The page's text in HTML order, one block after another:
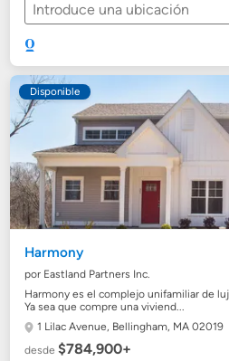
Disponible
Harmony
por Eastland Partners Inc.
Harmony es el complejo unifamiliar de
Ya sea que compre una viviend...
1 Lilac Avenue, Bellingham, MA 02019
desde$784,900+